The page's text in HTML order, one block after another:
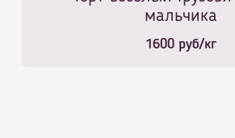
мальчика
1600 руб/кг